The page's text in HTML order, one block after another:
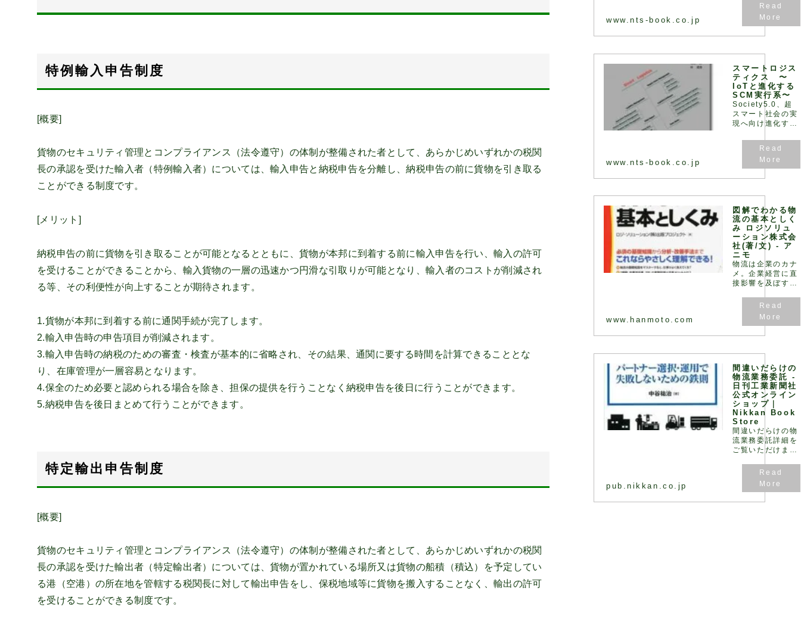
特例輸入申告制度
[概要]
貨物のセキュリティ管理とコンプライアンス（法令遵守）の体制が整備された者として、あらかじめいずれかの税関
長の承認を受けた輸入者（特例輸入者）については、輸入申告と納税申告を分離し、納税申告の前に貨物を引き取る
ことができる制度です。
[メリット]
納税申告の前に貨物を引き取ることが可能となるとともに、貨物が本邦に到着する前に輸入申告を行い、輸入の許可
を受けることができることから、輸入貨物の一層の迅速かつ円滑な引取りが可能となり、輸入者のコストが削減され
る等、その利便性が向上することが期待されます。
1.貨物が本邦に到着する前に通関手続が完了します。
2.輸入申告時の申告項目が削減されます。
3.輸入申告時の納税のための審査・検査が基本的に省略され、その結果、通関に要する時間を計算できることとな
り、在庫管理が一層容易となります。
4.保全のため必要と認められる場合を除き、担保の提供を行うことなく納税申告を後日に行うことができます。
5.納税申告を後日まとめて行うことができます。
特定輸出申告制度
[概要]
貨物のセキュリティ管理とコンプライアンス（法令遵守）の体制が整備された者として、あらかじめいずれかの税関
長の承認を受けた輸出者（特定輸出者）については、貨物が置かれている場所又は貨物の船積（積込）を予定してい
る港（空港）の所在地を管轄する税関長に対して輸出申告をし、保税地域等に貨物を搬入することなく、輸出の許可
を受けることができる制度です。
www.nts-book.co.jp
スマートロジス
ティクス 〜
IoTと進化する
SCM実行系〜
Society5.0、超
スマート社会の実
現へ向け進化す
サプライチェーン
の視点からロジス
ティクスとIoT と
の連携性を踏ま
え、密接に関連す
すると共に物流現
場の課題や物流セ
ンターの事例につ
いても解説
www.nts-book.co.jp
図解でわかる物
流の基本としく
み ロジソリュ
ーション株式会
社(著/文) - ア
ニモ
物流は企業のカナ
メ。企業経営に直
接影響を及ぼす
です!実際に物流
をおこない、問題
ス全体で最… - 引
用：版元ドットコ
ム
www.hanmoto.com
間違いだらけの
物流業務委託 -
日刊工業新聞社
公式オンライン
ショップ｜
Nikkan Book
Store
間違いだらけの物
流業務委託詳細を
ご覧いただけま
pub.nikkan.co.jp